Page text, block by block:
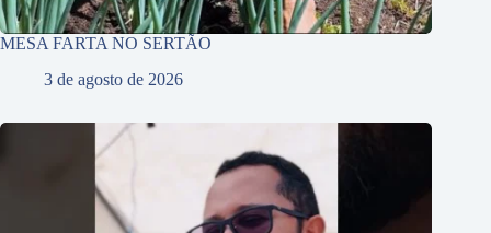
MESA FARTA NO SERTÃO
3 de agosto de 2026